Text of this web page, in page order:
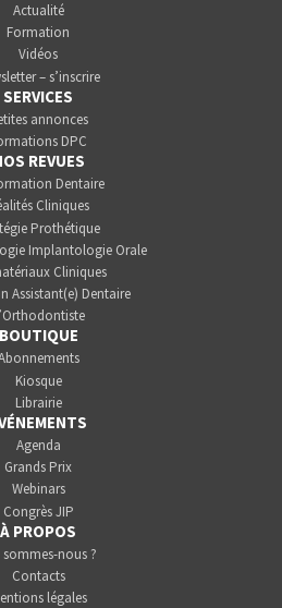
Actualité
Formation
Vidéos
– s’inscrire
SERVICES
annonces
DPC
REVUES
Dentaire
Cliniques
Prothétique
Implantologie Orale
Cliniques
Assistant(e) Dentaire
BOUTIQUE
Kiosque
Librairie
Agenda
Grands Prix
Webinars
Congrès JIP
À PROPOS
sommes-nous ?
Contacts
légales